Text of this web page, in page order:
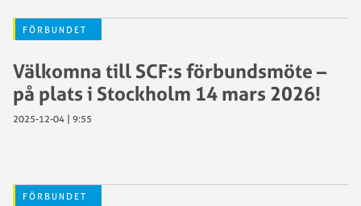
FÖRBUNDET
Välkomna till SCF:s förbundsmöte –
på plats i Stockholm 14 mars 2026!
2025-12-04 | 9:55
FÖRBUNDET